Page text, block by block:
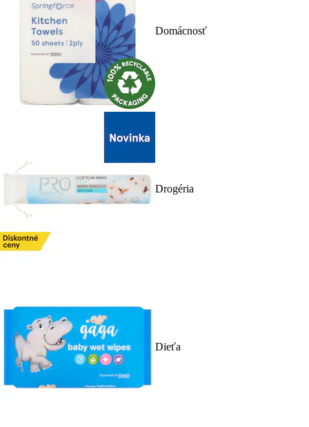
Domácnosť
Drogéria
Dieťa